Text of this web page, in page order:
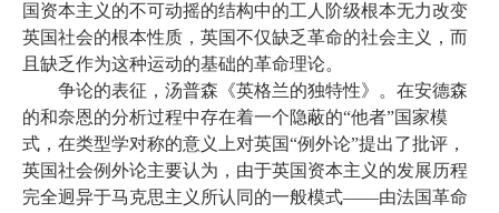
国资本主义的不可动摇的结构中的工人阶级根本无力改变
英国社会的根本性质，英国不仅缺乏革命的社会主义，而
且缺乏作为这种运动的基础的革命理论。
争论的表征，汤普森《英格兰的独特性》。在安德森
的和奈恩的分析过程中存在着一个隐蔽的“他者”国家模
式，在类型学对称的意义上对英国“例外论”提出了批评，
英国社会例外论主要认为，由于英国资本主义的发展历程
完全迥异于马克思主义所认同的一般模式——由法国革命